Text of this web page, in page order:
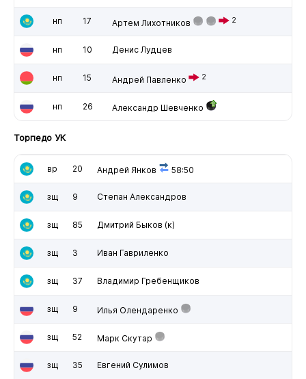
нп 17 Артем Лихотников 2
нп 10 Денис Лудцев
нп 15 Андрей Павленко 2
нп 26 Александр Шевченко
Торпедо УК
вр 20 Андрей Янков 58:50
зщ 9 Степан Александров
зщ 85 Дмитрий Быков (к)
зщ 3 Иван Гавриленко
зщ 37 Владимир Гребенщиков
зщ 9 Илья Олендаренко
зщ 52 Марк Скутар
зщ 35 Евгений Сулимов